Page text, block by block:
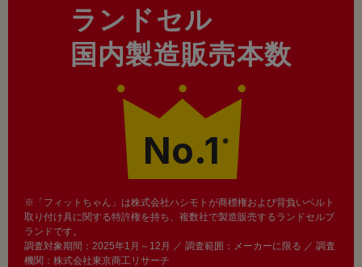
ランドセル
国内製造販売本数
No.1 ※
※「フィットちゃん」は株式会社ハシモトが商標権および背負いベルト
取り付け具に関する特許権を持ち、複数社で製造販売するランドセルブ
ランドです。
調査対象期間：2025年1月～12月 ／ 調査範囲：メーカーに限る ／ 調査
機関：株式会社東京商工リサーチ